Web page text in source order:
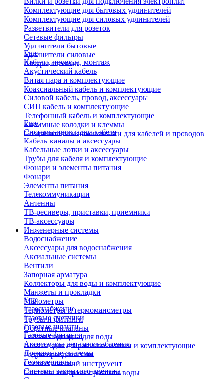
Комплектующие для бытовых удлинителей
Комплектующие для силовых удлинителей
Разветвители для розеток
Сетевые фильтры
Удлинители бытовые
Удлинители силовые
Шнуры сетевые
Еще
Кабели, провода, монтаж
Акустический кабель
Витая пара и комплектующие
Коаксиальный кабель и комплектующие
Силовой кабель, провод, аксессуары
СИП кабель и комплектующие
Телефонный кабель и комплектующие
Клеммные колодки и клеммы
Соединители и наконечники для кабелей и проводов
Еще
Системы прокладки кабеля
Кабель-каналы и аксессуары
Кабельные лотки и аксессуары
Трубы для кабеля и комплектующие
Фонари и элементы питания
Фонари
Элементы питания
Телекоммуникации
Антенны
ТВ-ресиверы, приставки, приемники
ТВ-аксессуары
Инженерные системы
Водоснабжение
Аксессуары для водоснабжения
Аксиальные системы
Вентили
Запорная арматура
Коллекторы для воды и комплектующие
Манжеты и прокладки
Манометры
Термометры и термоманометры
Трубы и фитинги
Обратные клапаны
Гибкая подводка для воды
Шланги для стиральных машин и комплектующие
Редукторы давления
Сантехнический инструмент
Системы контроля протечки воды
Еще
Газоснабжение
Газовые счетчики
Газовые шланги
Газовые фитинги
Аксессуары для газоснабжения
Дренажные системы
Геоматериалы
Системы закрытого дренажа